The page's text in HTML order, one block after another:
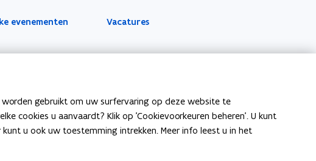
evenementen Vacatures
gebruikt om uw surfervaring op deze website te
cookies u aanvaardt? Klik op 'Cookievoorkeuren beheren'. U kunt
u ook uw toestemming intrekken. Meer info leest u in het